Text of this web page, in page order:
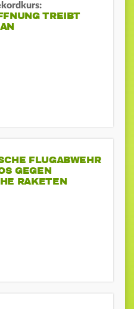
TREIBT
FLUGABWEHR
GEGEN
RAKETEN